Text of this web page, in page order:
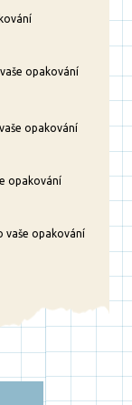
opakování
opakování
opakování
vaše opakování